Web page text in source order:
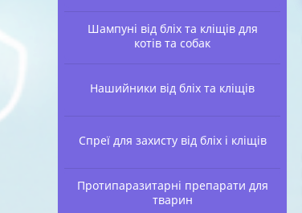
Шампуні від бліх та кліщів для
котів та собак
Нашийники від бліх та кліщів
Спреї для захисту від бліх і кліщів
Протипаразитарні препарати для
тварин